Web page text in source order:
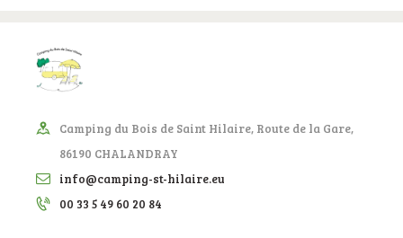
Camping du Bois de Saint Hilaire, Route de la Gare,
86190 CHALANDRAY
info@camping-st-hilaire.eu
00 33 5 49 60 20 84